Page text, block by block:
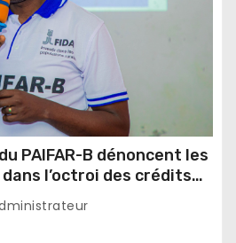
PAIFAR-B dénoncent les
l’octroi des crédits